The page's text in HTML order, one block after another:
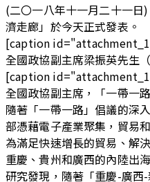
(二〇一八年十一月二十一
濟走廊」於今天正式發表。
[caption
全國政協副主席梁振英先生
[caption
全國政協副主席，「一帶一
隨著「一帶一路」倡議的深
部憑藉電子產業聚集，貿易
為滿足快速增長的貿易、解
重慶、貴州和廣西的內陸出
研究發現，隨著「重慶-廣西